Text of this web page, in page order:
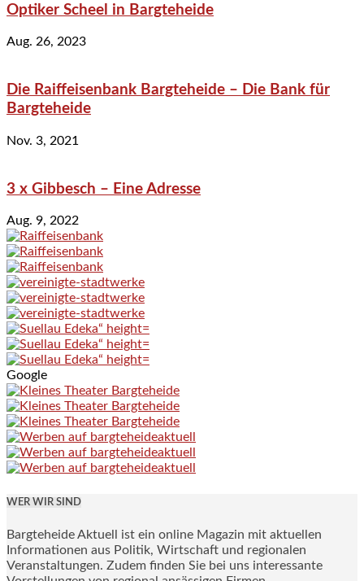
Optiker Scheel in Bargteheide
Aug. 26, 2023
Die Raiffeisenbank Bargteheide – Die Bank für
Bargteheide
Nov. 3, 2021
3 x Gibbesch – Eine Adresse
Aug. 9, 2022
Google
WER WIR SIND
Bargteheide Aktuell ist ein online Magazin mit aktuellen
Informationen aus Politik, Wirtschaft und regionalen
Veranstaltungen. Zudem finden Sie bei uns interessante